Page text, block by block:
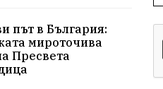
път в България:
мироточива
Пресвета